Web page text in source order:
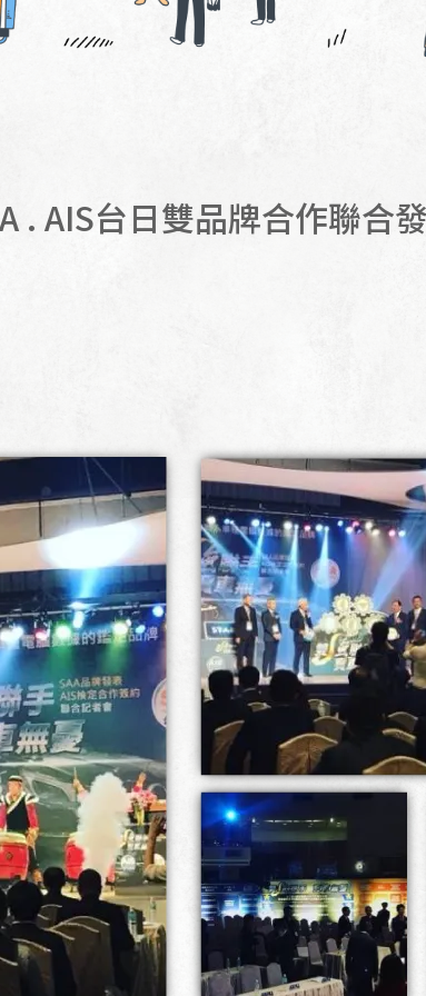
. AIS台日雙品牌合作聯合